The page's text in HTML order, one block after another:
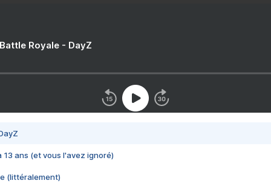
Royale - DayZ
13 ans (et vous l'avez ignoré)
(littéralement)